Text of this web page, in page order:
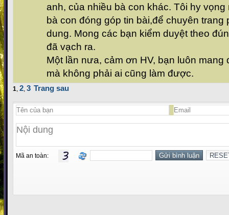
anh, của nhiều bà con khác. Tôi hy
bà con đóng góp tin bài,để chuyên trang
dung. Mong các bạn kiểm duyệt theo
đã vạch ra.
Một lần nưa, cảm ơn HV, bạn luôn
mà không phải ai cũng làm được.
1, 2, 3 Trang sau
Mã an toàn: